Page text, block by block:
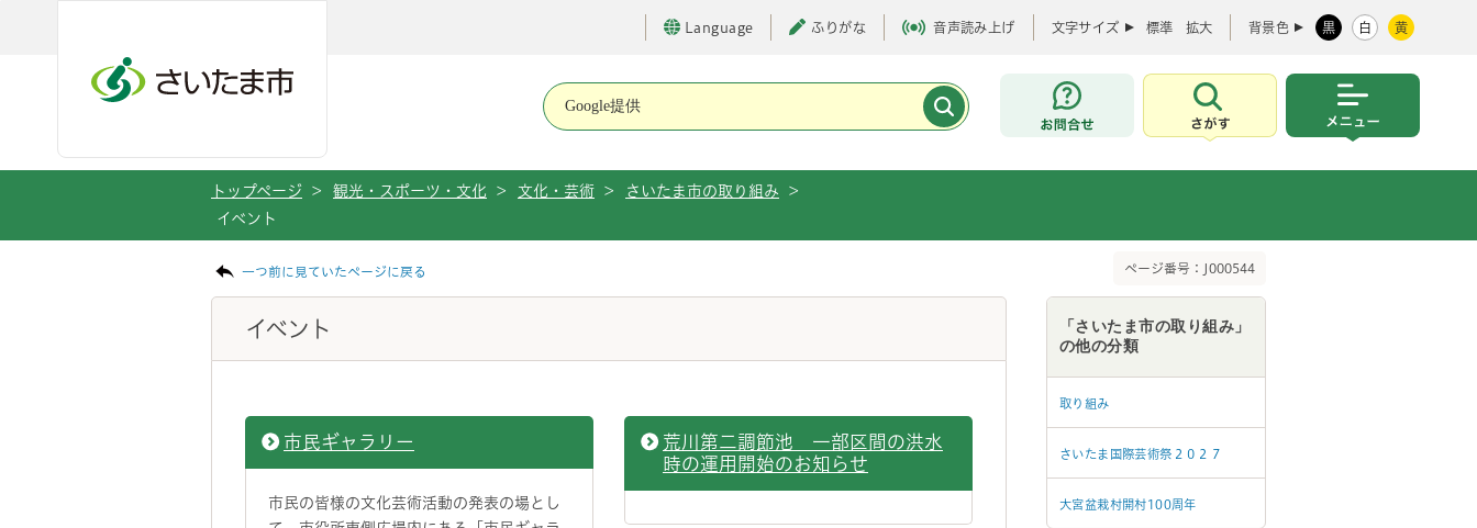
Language ふりがな 音声読み上げ 文字サイズ 標準 拡大 背景色 黒 白 黄
お問合せ
さがす
トップページ > 観光・スポーツ・文化 > 文化・芸術 > さいたま市の取り組み
>
イベント
一つ前に見ていたページに戻る ページ番号：J000544
イベント
市民ギャラリー
市民の皆様の文化芸術活動の発表の場とし
荒川第二調節池 一部区間の洪水
時の運用開始のお知らせ
「さいたま市の取り組み」
の他の分類
取り組み
さいたま国際芸術祭２０２７
大宮盆栽村開村100周年